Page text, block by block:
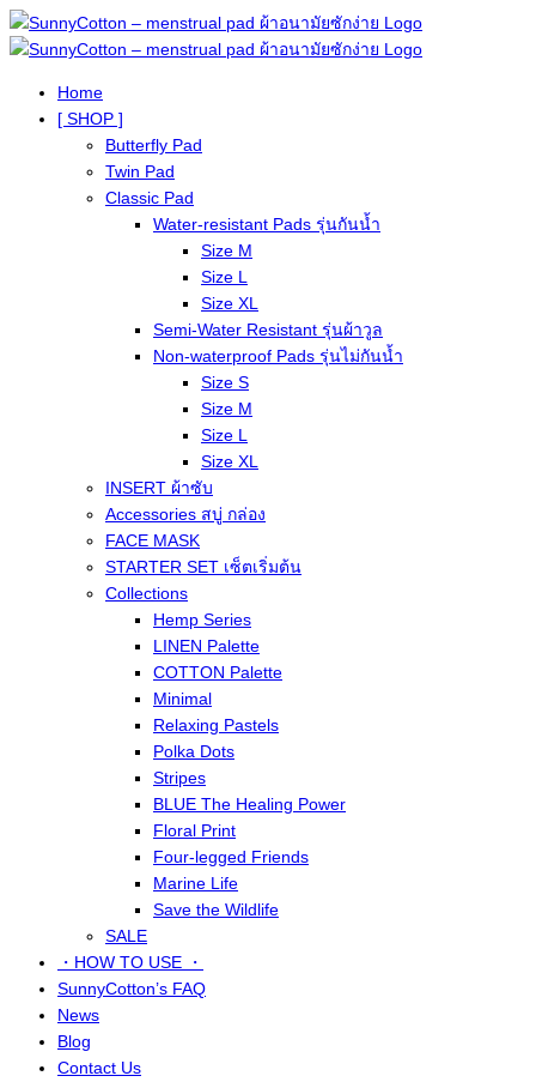
Home
[ SHOP ]
Butterfly Pad
Twin Pad
Classic Pad
Water-resistant Pads รุ่นกันน้ำ
Size M
Size L
Size XL
Semi-Water Resistant รุ่นผ้าวูล
Non-waterproof Pads รุ่นไม่กันน้ำ
Size S
Size M
Size L
Size XL
INSERT ผ้าซับ
Accessories สบู่ กล่อง
FACE MASK
STARTER SET เซ็ตเริ่มต้น
Collections
Hemp Series
LINEN Palette
COTTON Palette
Minimal
Relaxing Pastels
Polka Dots
Stripes
BLUE The Healing Power
Floral Print
Four-legged Friends
Marine Life
Save the Wildlife
SALE
・HOW TO USE ・
SunnyCotton’s FAQ
News
Blog
Contact Us